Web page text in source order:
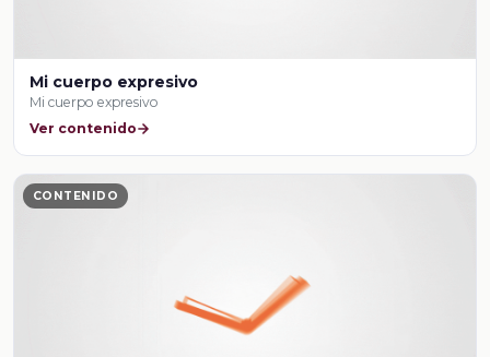
Mi cuerpo expresivo
Mi cuerpo expresivo
Ver contenido
CONTENIDO